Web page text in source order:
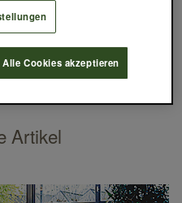
verfügbaren Stories
100stories.
Artikel
Alle Cookies akzeptieren